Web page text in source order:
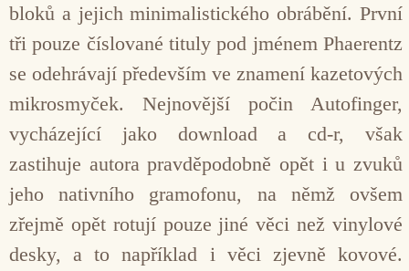
bloků a jejich minimalistického obrábění. První
tři pouze číslované tituly pod jménem Phaerentz
se odehrávají především ve znamení kazetových
mikrosmyček. Nejnovější počin Autofinger,
vycházející jako download a cd-r, však
zastihuje autora pravděpodobně opět i u zvuků
jeho nativního gramofonu, na němž ovšem
zřejmě opět rotují pouze jiné věci než vinylové
desky, a to například i věci zjevně kovové.